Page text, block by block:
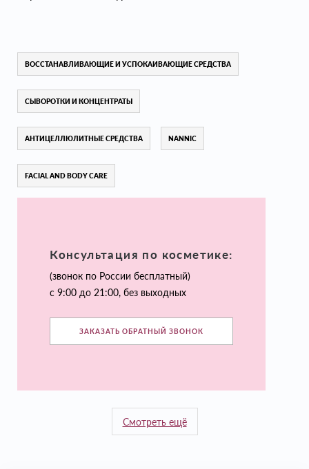
ВОССТАНАВЛИВАЮЩИЕ И УСПОКАИВАЮЩИЕ СРЕДСТВА
СЫВОРОТКИ И КОНЦЕНТРАТЫ
АНТИЦЕЛЛЮЛИТНЫЕ СРЕДСТВА NANNIC
FACIAL AND BODY CARE
Консультация по косметике:
(звонок по России бесплатный)
с 9:00 до 21:00, без выходных
ЗАКАЗАТЬ ОБРАТНЫЙ ЗВОНОК
Смотреть ещё